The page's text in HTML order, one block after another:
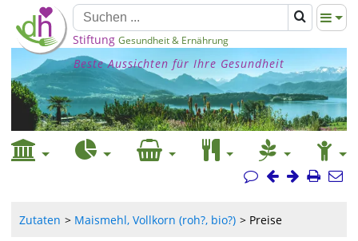
Stiftung Gesundheit & Ernährung
Beste Aussichten für Ihre Gesundheit
Zutaten Maismehl, Vollkorn (roh?, bio?) Preise